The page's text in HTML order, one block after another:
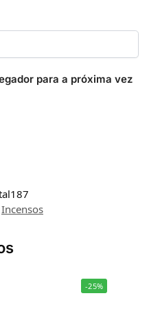
para a próxima vez
Incensos
-25%